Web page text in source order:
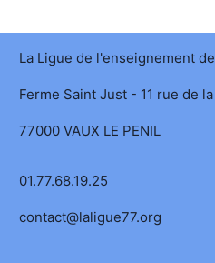
La Ligue de l'enseignement
Ferme Saint Just - 11 rue de
77000 VAUX LE PENIL
01.77.68.19.25
contact@laligue77.org